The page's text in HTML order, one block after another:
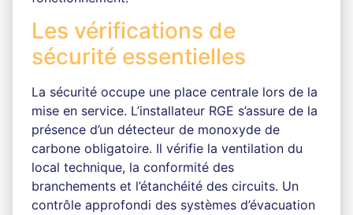
Les vérifications de
sécurité essentielles
La sécurité occupe une place centrale lors de la
mise en service. L’installateur RGE s’assure de la
présence d’un détecteur de monoxyde de
carbone obligatoire. Il vérifie la ventilation du
local technique, la conformité des
branchements et l’étanchéité des circuits. Un
contrôle approfondi des systèmes d’évacuation